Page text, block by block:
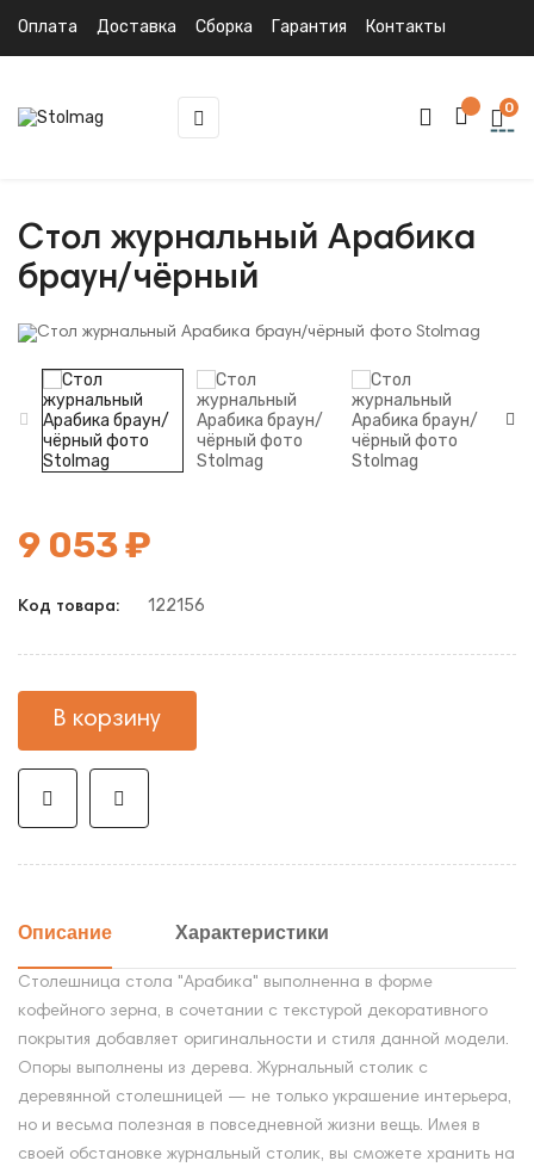
Оплата Доставка Сборка Гарантия Контакты
Toggle
navigation
☰ 0
Стол журнальный Арабика
браун/чёрный
9 053 ₽
Код товара: 122156
В корзину
Описание Характеристики
Столешница стола "Арабика" выполненна в форме
кофейного зерна, в сочетании с текстурой декоративного
покрытия добавляет оригинальности и стиля данной модели.
Опоры выполнены из дерева. Журнальный столик с
деревянной столешницей — не только украшение интерьера,
но и весьма полезная в повседневной жизни вещь. Имея в
своей обстановке журнальный столик, вы сможете хранить на